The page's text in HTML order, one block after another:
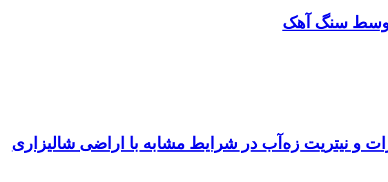
سنگ آهک
و نیتریت زه‌آب در شرایط مشابه با اراضی شالیزاری